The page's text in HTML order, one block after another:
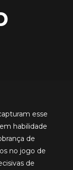
esse
habilidade
de
no jogo de
de